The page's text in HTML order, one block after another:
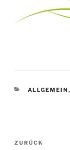
KATEGORIEN
ALLGEMEIN ,
Vorheriger
ZURÜCK